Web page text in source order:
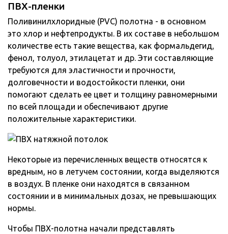
ПВХ-пленки
Поливинилхлоридные (PVC) полотна - в основном
это хлор и нефтепродукты. В их составе в небольшом
количестве есть такие вещества, как формальдегид,
фенол, толуол, этилацетат и др. Эти составляющие
требуются для эластичности и прочности,
долговечности и водостойкости пленки, они
помогают сделать ее цвет и толщину равномерными
по всей площади и обеспечивают другие
положительные характеристики.
Некоторые из перечисленных веществ относятся к
вредным, но в летучем состоянии, когда выделяются
в воздух. В пленке они находятся в связанном
состоянии и в минимальных дозах, не превышающих
нормы.
Чтобы ПВХ-полотна начали представлять